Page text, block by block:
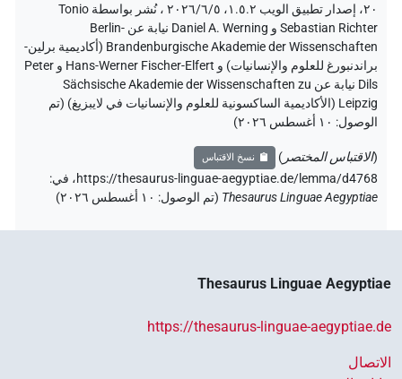
٢٠، إصدار تطبيق الويب ۱.٥.٢، ٢٠٢٦/٦/٥ ، نُشر بواسطة Tonio
Sebastian Richter و Daniel A. Werning نيابة عن Berlin-
Brandenburgische Akademie der Wissenschaften (أكاديمية برلين-
براندنبورغ للعلوم والإنسانيات) و Hans-Werner Fischer-Elfert و Peter
Dils نيابة عن Sächsische Akademie der Wissenschaften zu
Leipzig (الأكاديمية الساكسونية للعلوم والإنسانيات في لايبزيغ) (تم
الوصول: ١٠ أغسطس ٢٠٢٦ )
(الاقتباس المختصر ) نسخ الاقتباس
https://thesaurus-linguae-aegyptiae.de/lemma/d4768، في:
Thesaurus Linguae Aegyptiae
(تم الوصول: ١٠ أغسطس ٢٠٢٦ )
Thesaurus Linguae Aegyptiae
https://thesaurus-linguae-aegyptiae.de
الاتصال